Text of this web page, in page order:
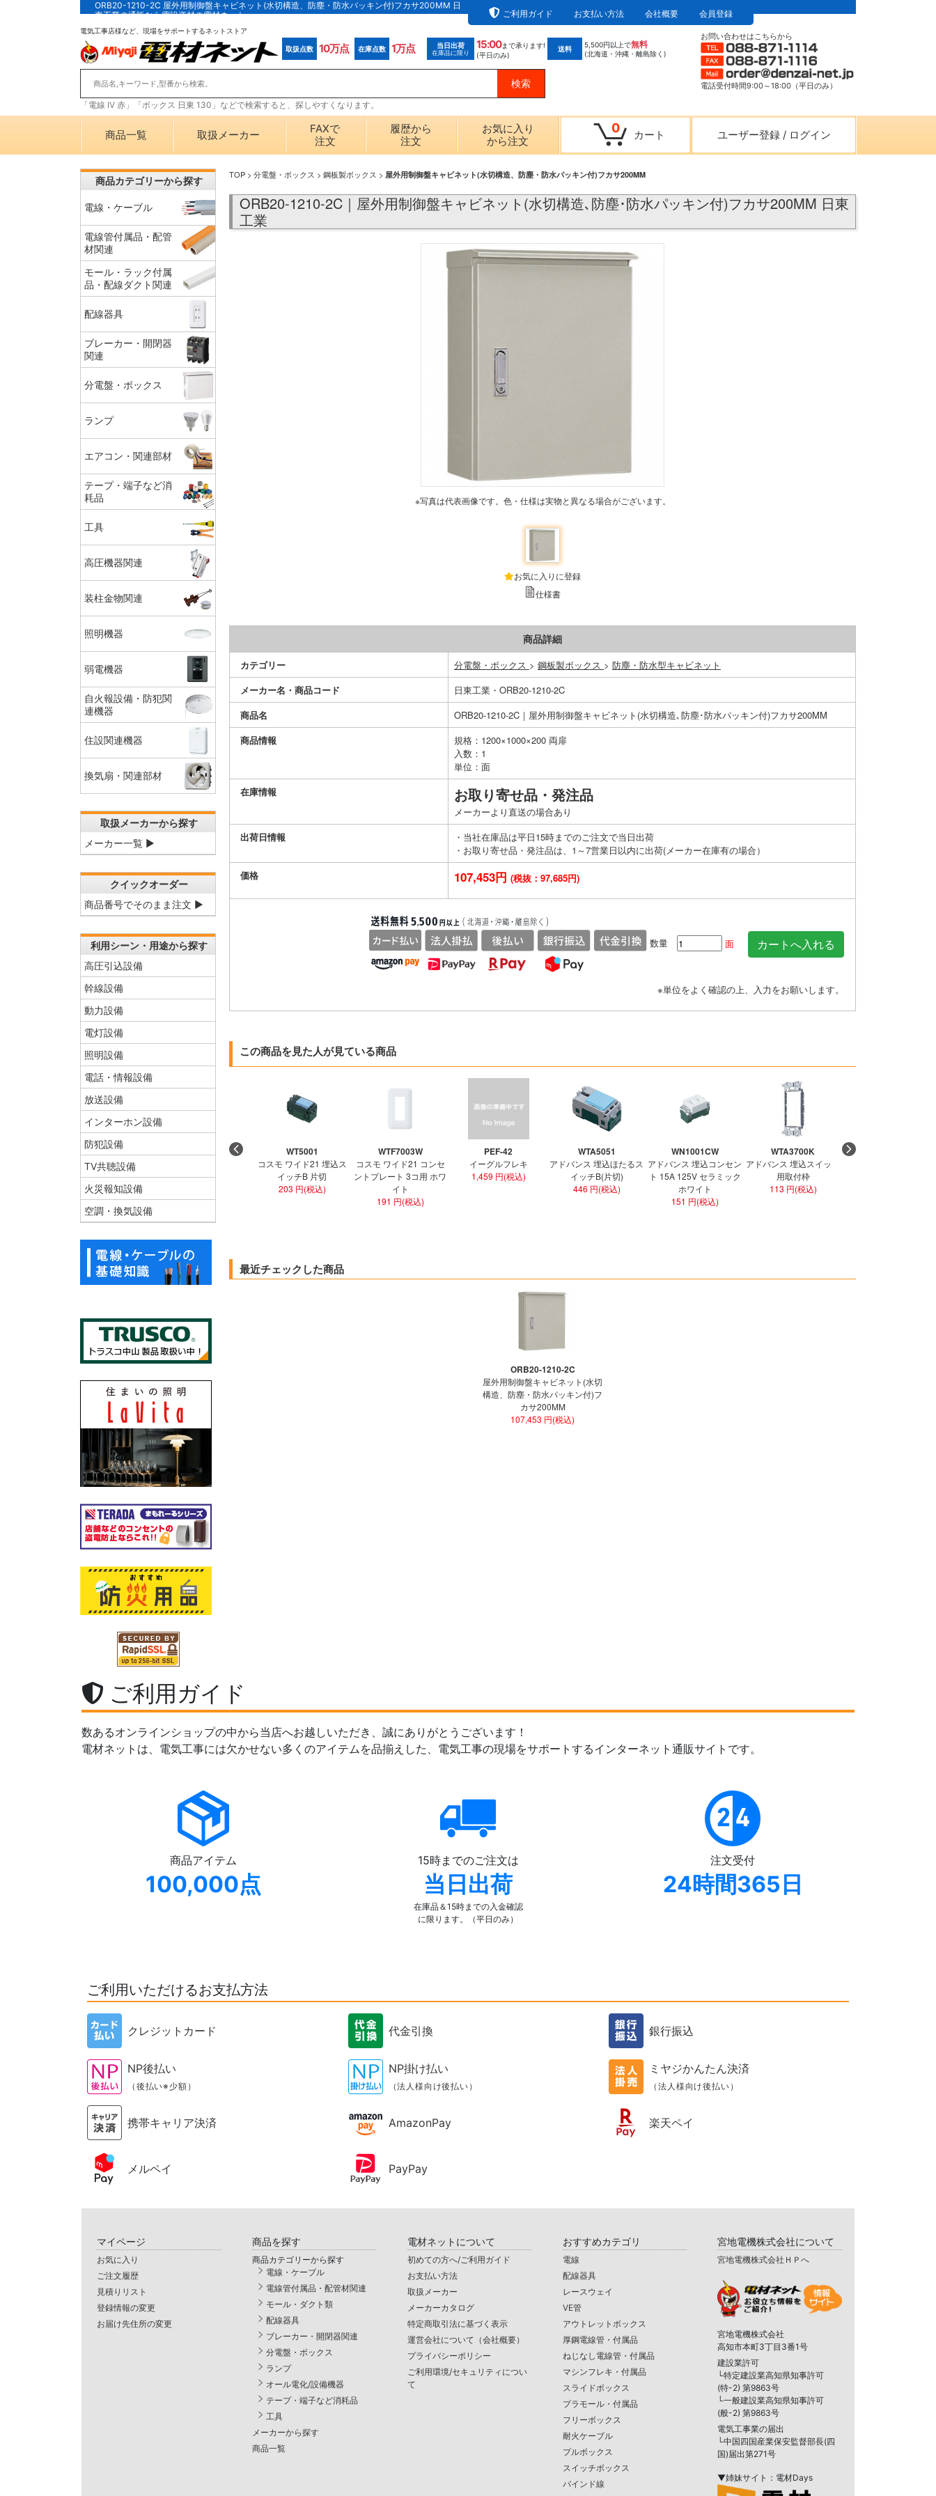
ORB20-1210-2C 屋外用制御盤キャビネット(水切構造、防塵・防水パッキン付)フカサ200MM 日
東工業の通販なら電設資材の電材ネット
ご利用ガイド お支払い方法 会社概要 会員登録
電気工事店様など、現場をサポートするネットストア
取扱点数 10万点 在庫点数 1万点 当日出荷
在庫品に限り
15:00まで承ります!
(平日のみ)
送料 5,500円以上で無料
(北海道・沖縄・離島除く)
「電線 IV 赤」「ボックス 日東 130」などで検索すると、探しやすくなります。
お問い合わせはこちらから
電話受付時間9:00～18:00（平日のみ）
商品一覧 取扱メーカー
FAXで
注文
履歴から
注文
お気に入り
から注文
0 カート ユーザー登録 / ログイン
TOP > 分電盤・ボックス > 鋼板製ボックス > 屋外用制御盤キャビネット(水切構造、防塵・防水パッキン付)フカサ200MM
ORB20-1210-2C｜屋外用制御盤キャビネット(水切構造､防塵･防水パッキン付)フカサ200MM 日東
工業
※写真は代表画像です。色・仕様は実物と異なる場合がございます。
お気に入りに登録
仕様書
商品詳細
カテゴリー 分電盤・ボックス > 鋼板製ボックス > 防塵・防水型キャビネット
メーカー名・商品コード
日東工業・ORB20-1210-2C
商品名
ORB20-1210-2C｜屋外用制御盤キャビネット(水切構造､防塵･防水パッキン付)フカサ200MM
商品情報
規格：1200×1000×200 両扉
入数：1
単位：面
在庫情報
お取り寄せ品・発注品
メーカーより直送の場合あり
出荷日情報
・当社在庫品は平日15時までのご注文で当日出荷
・お取り寄せ品・発注品は、1～7営業日以内に出荷(メーカー在庫有の場合）
価格
107,453円 (税抜：97,685円)
数量 面
※単位をよく確認の上、入力をお願いします。
この商品を見た人が見ている商品
WT5001
コスモ ワイド21 埋込ス
イッチB 片切
203 円(税込)
WTF7003W
コスモ ワイド21 コンセ
ントプレート 3コ用 ホワ
イト
191 円(税込)
PEF-42
イーグルフレキ
1,459 円(税込)
WTA5051
アドバンス 埋込ほたるス
イッチB(片切)
446 円(税込)
WN1001CW
アドバンス 埋込コンセン
ト 15A 125V セラミック
ホワイト
151 円(税込)
WTA3700K
アドバンス 埋込スイッチ
用取付枠
113 円(税込)
最近チェックした商品
ORB20-1210-2C
屋外用制御盤キャビネット(水切
構造、防塵・防水パッキン付)フ
カサ200MM
107,453 円(税込)
商品カテゴリーから探す
電線・ケーブル
電線管付属品・配管
材関連
モール・ラック付属
品・配線ダクト関連
配線器具
ブレーカー・開閉器
関連
分電盤・ボックス
ランプ
エアコン・関連部材
テープ・端子など消
耗品
工具
高圧機器関連
装柱金物関連
照明機器
弱電機器
自火報設備・防犯関
連機器
住設関連機器
換気扇・関連部材
取扱メーカーから探す
メーカー一覧 ▶
クイックオーダー
商品番号でそのまま注文 ▶
利用シーン・用途から探す
高圧引込設備
幹線設備
動力設備
電灯設備
照明設備
電話・情報設備
放送設備
インターホン設備
防犯設備
TV共聴設備
火災報知設備
空調・換気設備
ご利用ガイド
数あるオンラインショップの中から当店へお越しいただき、誠にありがとうございます！
電材ネットは、電気工事には欠かせない多くのアイテムを品揃えした、電気工事の現場をサポートするインターネット通販サイトです。
商品アイテム
100,000点
15時までのご注文は
当日出荷
在庫品＆15時までの入金確認
に限ります。（平日のみ）
注文受付
24時間365日
ご利用いただけるお支払方法
クレジットカード 代金引換 銀行振込
NP後払い
（後払い※少額）
NP掛け払い
（法人様向け後払い）
ミヤジかんたん決済
（法人様向け後払い）
携帯キャリア決済 AmazonPay 楽天ペイ
メルペイ PayPay
マイページ
お気に入り
ご注文履歴
見積りリスト
登録情報の変更
お届け先住所の変更
商品を探す
商品カテゴリーから探す
電線・ケーブル
電線管付属品・配管材関連
モール・ダクト類
配線器具
ブレーカー・開閉器関連
分電盤・ボックス
ランプ
オール電化/設備機器
テープ・端子など消耗品
工具
メーカーから探す
商品一覧
電材ネットについて
初めての方へ/ご利用ガイド
お支払い方法
取扱メーカー
メーカーカタログ
特定商取引法に基づく表示
運営会社について（会社概要）
プライバシーポリシー
ご利用環境/セキュリティについ
て
おすすめカテゴリ
電線
配線器具
レースウェイ
VE管
アウトレットボックス
厚鋼電線管・付属品
ねじなし電線管・付属品
マシンフレキ・付属品
スライドボックス
プラモール・付属品
フリーボックス
耐火ケーブル
プルボックス
スイッチボックス
バインド線
宮地電機株式会社について
宮地電機株式会社ＨＰへ
宮地電機株式会社
高知市本町3丁目3番1号
建設業許可
└特定建設業高知県知事許可
(特-2) 第9863号
└一般建設業高知県知事許可
(般-2) 第9863号
電気工事業の届出
└中国四国産業保安監督部長(四
国)届出第271号
▼姉妹サイト：電材Days